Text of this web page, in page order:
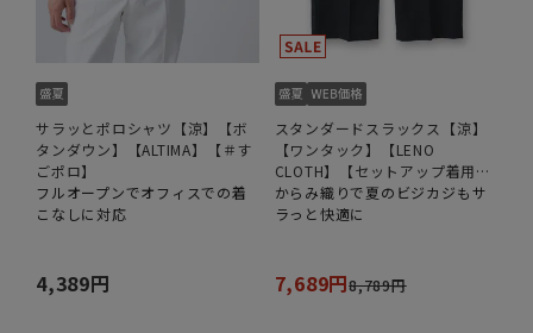
サラッとポロシャツ【涼】【ボ
タンダウン】【ALTIMA】【＃す
ごポロ】
フルオープンでオフィスでの着
こなしに対応
4,389円
スタンダードスラックス【涼】
【ワンタック】【LENO
CLOTH】【セットアップ着用
可】【裾上げ済み】
からみ織りで夏のビジカジもサ
ラっと快適に
7,689円8,789円